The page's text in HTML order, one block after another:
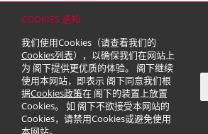
COOKIES 通知
我们使用Cookies（请查看我们的
Cookies列表），以确保我们在网站上
为 阁下提供更优质的体验。 阁下继续
使用本网站，即表示 阁下同意我们根
据Cookies政策在 阁下的装置上放置
Cookies。 如 阁下不欲接受本网站的
Cookies，请禁用Cookies或避免使用
本网站。
© 2026 嘉里建设有限公司 (于百慕达注册成立之有限公司)